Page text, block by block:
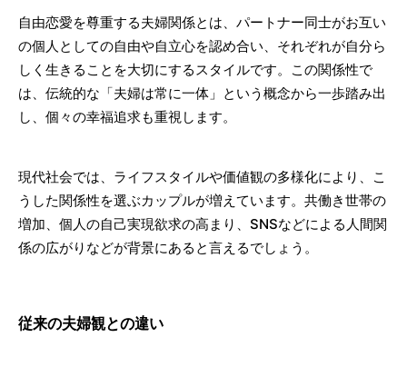
自由恋愛を尊重する夫婦関係とは、パートナー同士がお互い
の個人としての自由や自立心を認め合い、それぞれが自分ら
しく生きることを大切にするスタイルです。この関係性で
は、伝統的な「夫婦は常に一体」という概念から一歩踏み出
し、個々の幸福追求も重視します。
現代社会では、ライフスタイルや価値観の多様化により、こ
うした関係性を選ぶカップルが増えています。共働き世帯の
増加、個人の自己実現欲求の高まり、SNSなどによる人間関
係の広がりなどが背景にあると言えるでしょう。
従来の夫婦観との違い